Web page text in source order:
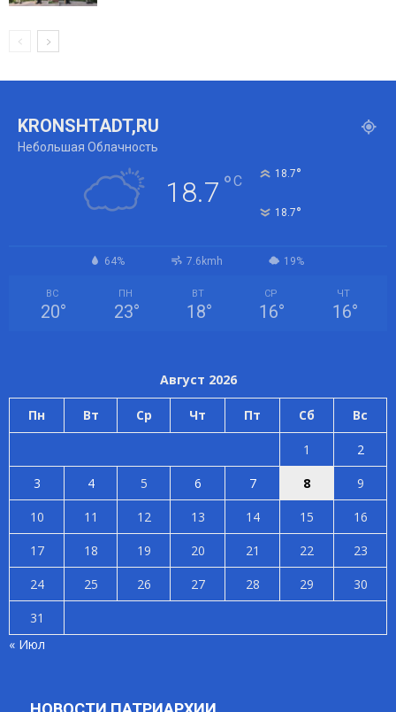
KRONSHTADT,RU
Небольшая Облачность
18.7 °C 18.7°
18.7°
64% 7.6kmh 19%
ВС
20°
ПН
23°
ВТ
18°
СР
16°
ЧТ
16°
Август 2026
Пн Вт Ср Чт Пт Сб Вс
1
2
3
4 5 6 7 8
9
10
11 12 13 14 15
16
17
18 19 20 21 22
23
24
25 26 27 28 29
30
31
« Июл